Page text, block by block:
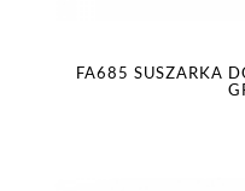
FA685 SUSZARKA